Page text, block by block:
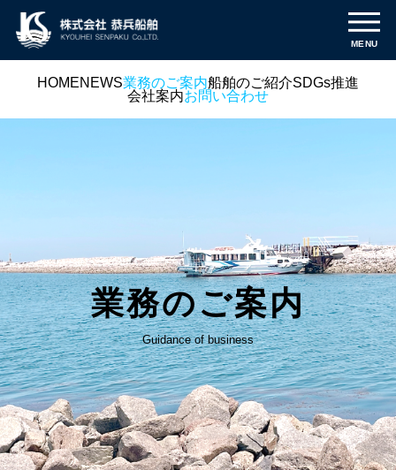
MENU
HOMENEWS業務のご案内船舶のご紹介SDGs推進
会社案内お問い合わせ
業務のご案内
Guidance of business